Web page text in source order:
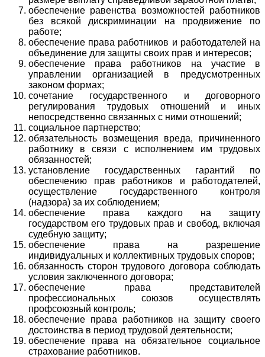
обеспечение равенства возможностей работников
без всякой дискриминации на продвижение по
работе;
обеспечение права работников и работодателей на
объединение для защиты своих прав и интересов;
обеспечение права работников на участие в
управлении организацией в предусмотренных
законом формах;
сочетание государственного и договорного
регулирования трудовых отношений и иных
непосредственно связанных с ними отношений;
социальное партнерство;
обязательность возмещения вреда, причиненного
работнику в связи с исполнением им трудовых
обязанностей;
установление государственных гарантий по
обеспечению прав работников и работодателей,
осуществление государственного контроля
(надзора) за их соблюдением;
обеспечение права каждого на защиту
государством его трудовых прав и свобод, включая
судебную защиту;
обеспечение права на разрешение
индивидуальных и коллективных трудовых споров;
обязанность сторон трудового договора соблюдать
условия заключенного договора;
обеспечение права представителей
профессиональных союзов осуществлять
профсоюзный контроль;
обеспечение права работников на защиту своего
достоинства в период трудовой деятельности;
обеспечение права на обязательное социальное
страхование работников.